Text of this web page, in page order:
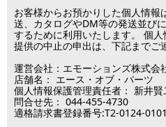
この日は出荷業務を行いませんの
■営業日
営業時間：09:30～17:30
（電話対応休止時間：12:00～13:00
土日祝日は出荷業務のみ行います。
土日祝日は電話・メールのお問い合
お客様からお預かりした個人情報
送、カタログやDM等の発送並び
するために利用いたします。 個
提供の中止の申出は、下記までご
運営会社：エモーションズ株式会
店舗名： エース・オブ・パーツ
個人情報保護管理責任者： 新井賢
問合せ先： 044-455-4730
適格請求書登録番号:T2-0124-